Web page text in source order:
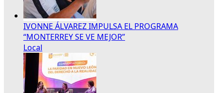
IVONNE ÁLVAREZ IMPULSA EL PROGRAMA
“MONTERREY SE VE MEJOR”
Local